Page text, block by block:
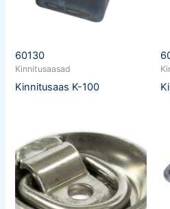
60130
Kinnitusaasad
Kinnitusaas K-100